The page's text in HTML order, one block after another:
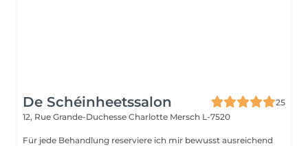
De Schéinheetssalon
25
12, Rue Grande-Duchesse Charlotte Mersch L-7520
Für jede Behandlung reserviere ich mir bewusst ausreichend